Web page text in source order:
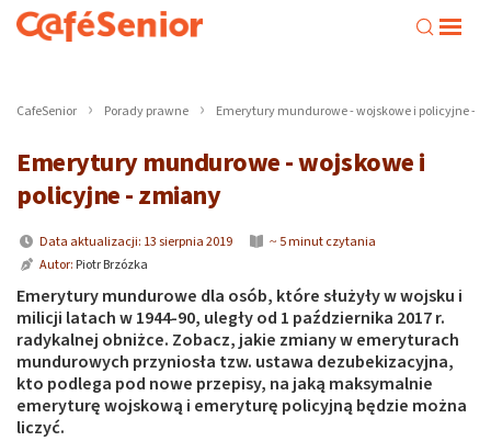
CafeSenior Porady prawne Emerytury mundurowe - wojskowe i policyjne -
Emerytury mundurowe - wojskowe i
policyjne - zmiany
Data aktualizacji: 13 sierpnia 2019
~ 5 minut czytania
Autor: Piotr Brzózka
Emerytury mundurowe dla osób, które służyły w wojsku i
milicji latach w 1944-90, uległy od 1 października 2017 r.
radykalnej obniżce. Zobacz, jakie zmiany w emeryturach
mundurowych przyniosła tzw. ustawa dezubekizacyjna,
kto podlega pod nowe przepisy, na jaką maksymalnie
emeryturę wojskową i emeryturę policyjną będzie można
liczyć.